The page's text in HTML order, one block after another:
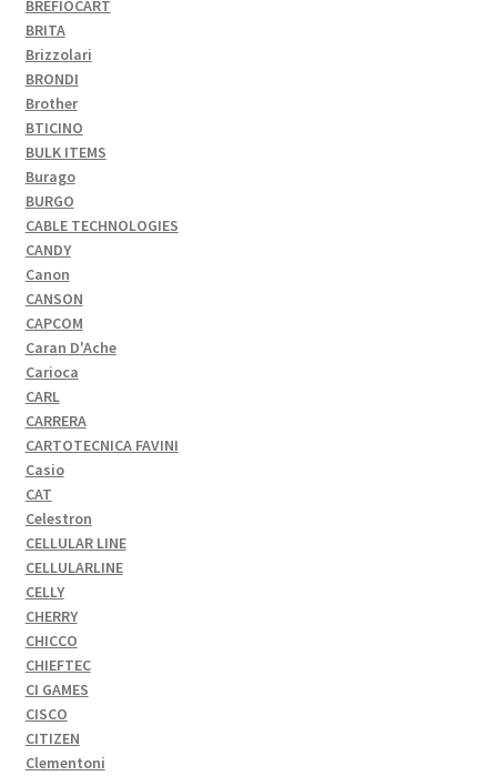
BREFIOCART
BRITA
Brizzolari
BRONDI
Brother
BTICINO
BULK ITEMS
Burago
BURGO
CABLE TECHNOLOGIES
CANDY
Canon
CANSON
CAPCOM
Caran D'Ache
Carioca
CARL
CARRERA
CARTOTECNICA FAVINI
Casio
CAT
Celestron
CELLULAR LINE
CELLULARLINE
CELLY
CHERRY
CHICCO
CHIEFTEC
CI GAMES
CISCO
CITIZEN
Clementoni